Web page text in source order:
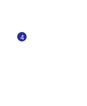
4